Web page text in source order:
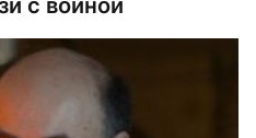
с войной